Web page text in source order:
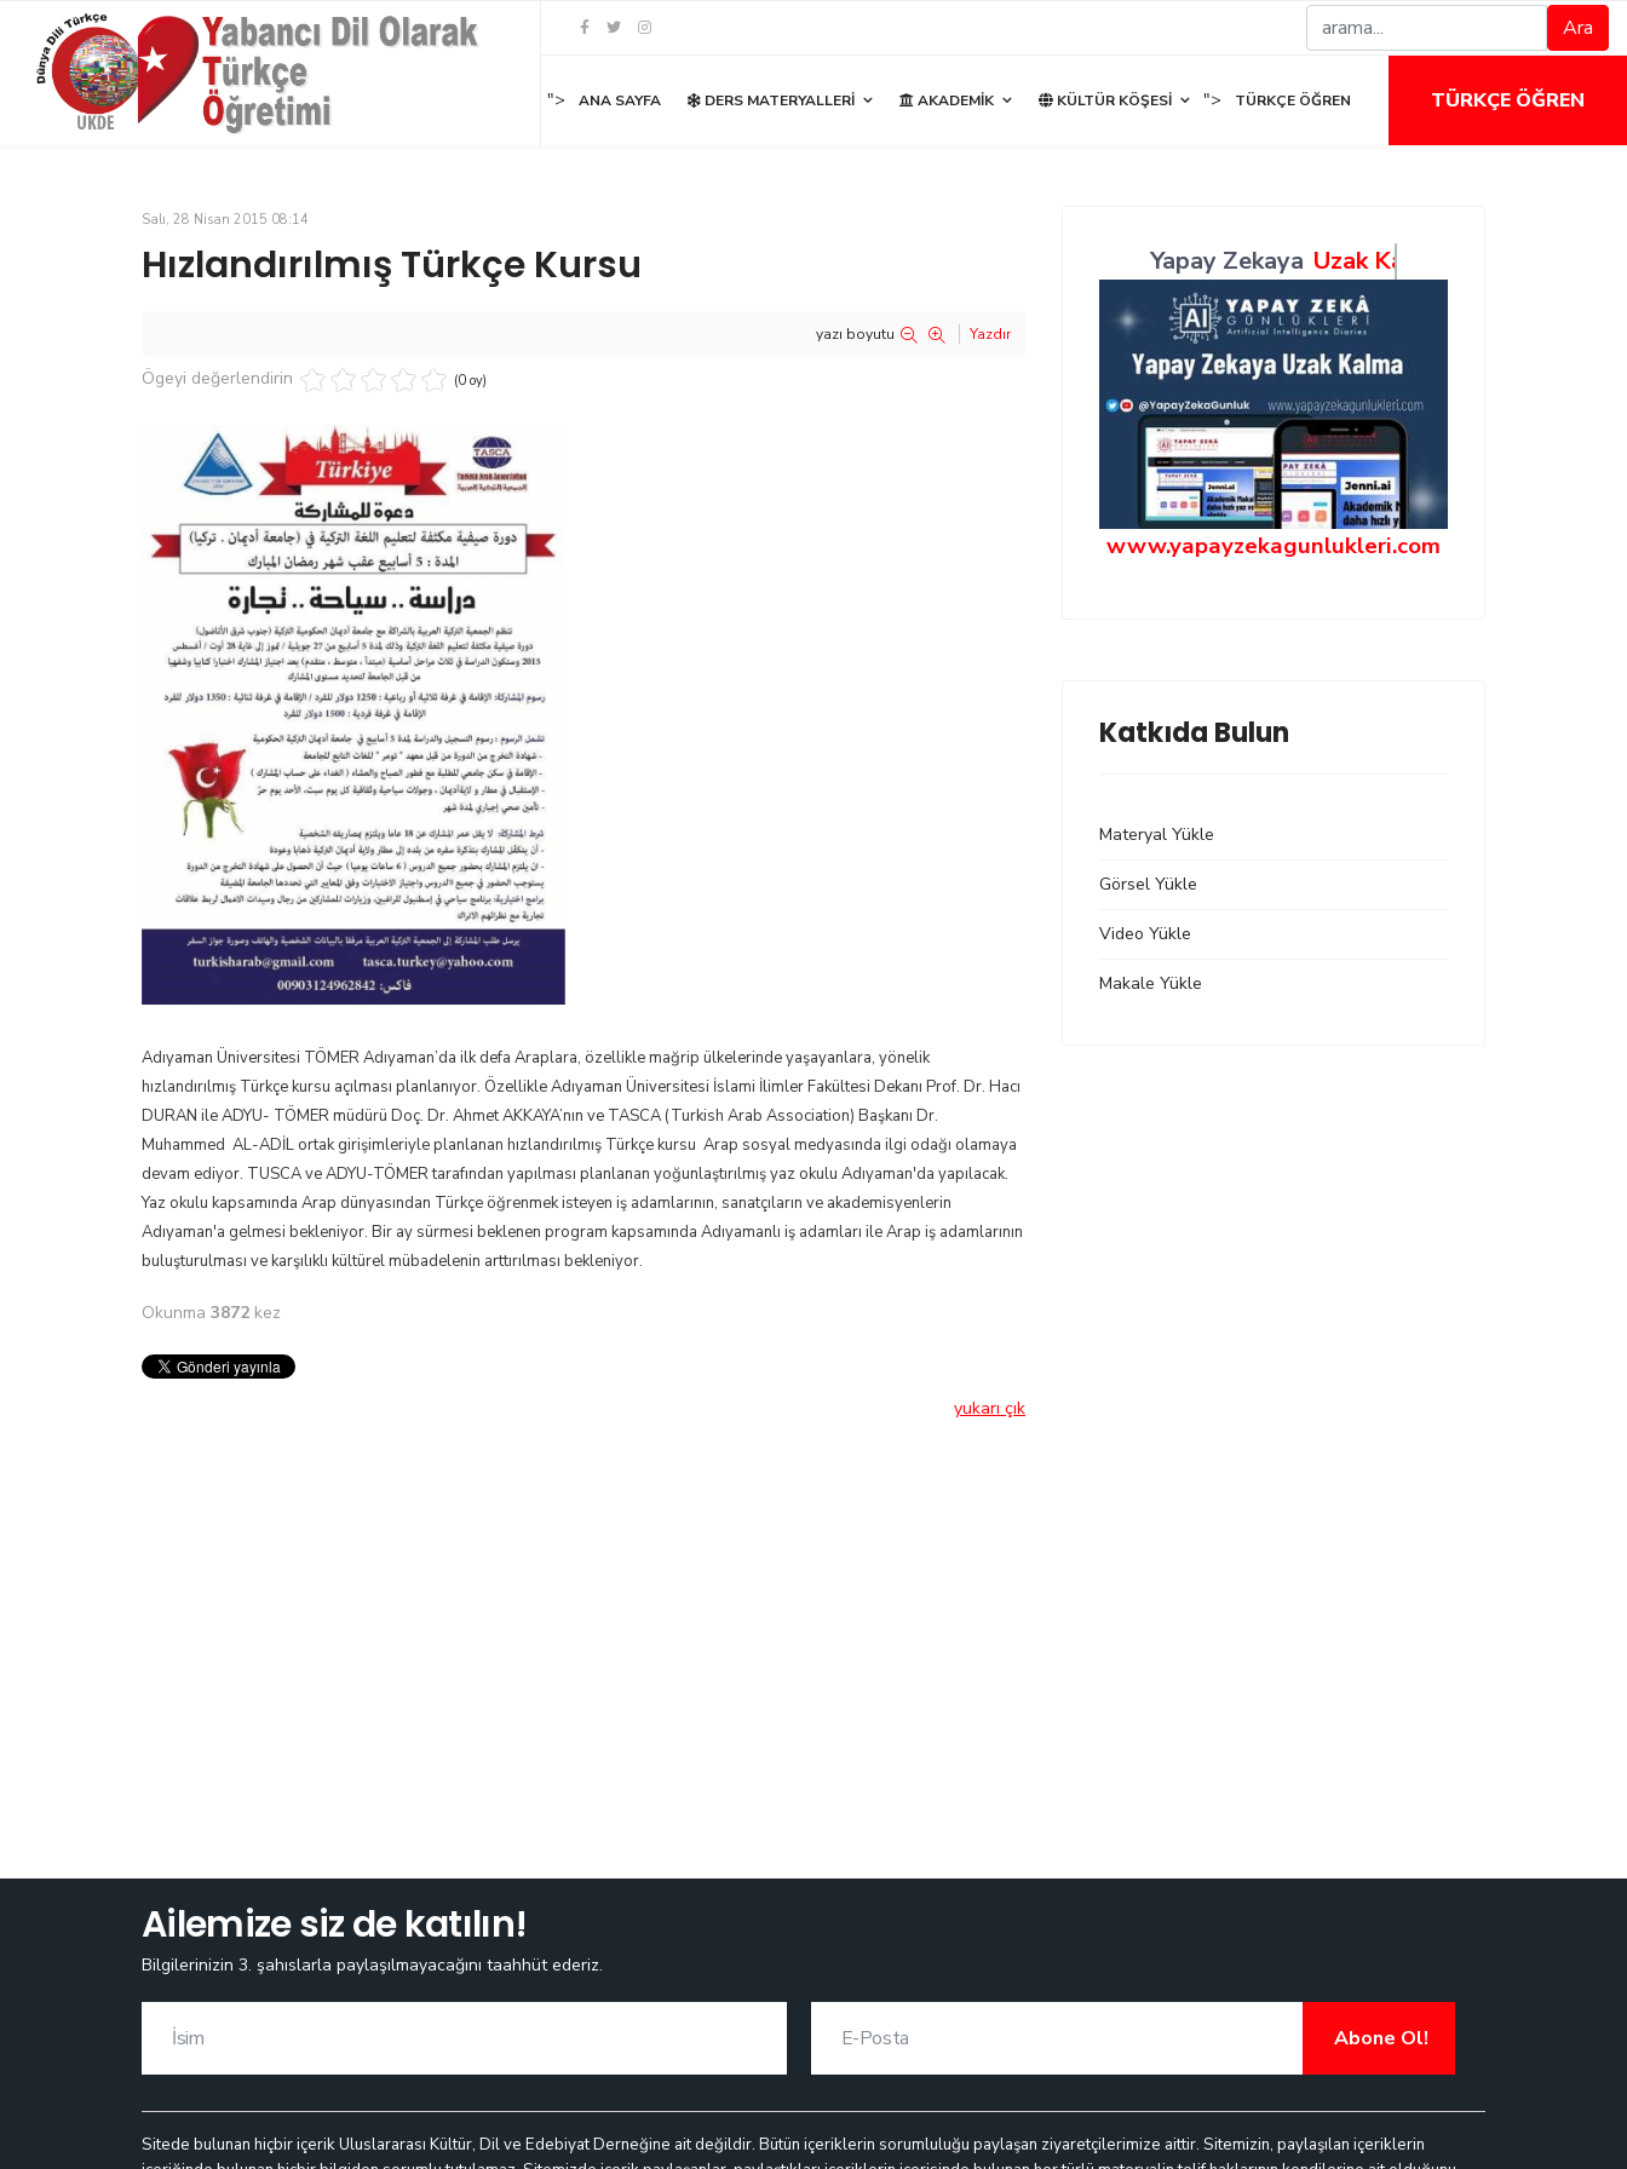
Ara
TÜRKÇE ÖĞREN
"> ANA SAYFA DERS MATERYALLERI AKADEMIK KÜLTÜR KÖŞESI "> TÜRKÇE ÖĞREN
Salı, 28 Nisan 2015 08:14
Hızlandırılmış Türkçe Kursu
yazı boyutu Yazdır
Ögeyi değerlendirin (0 oy)
Adıyaman Üniversitesi TÖMER Adıyaman’da ilk defa Araplara, özellikle mağrip ülkelerinde yaşayanlara, yönelik
hızlandırılmış Türkçe kursu açılması planlanıyor. Özellikle Adıyaman Üniversitesi İslami İlimler Fakültesi Dekanı Prof. Dr. Hacı
DURAN ile ADYU- TÖMER müdürü Doç. Dr. Ahmet AKKAYA’nın ve TASCA (Turkish Arab Association) Başkanı Dr.
Muhammed AL-ADİL ortak girişimleriyle planlanan hızlandırılmış Türkçe kursu Arap sosyal medyasında ilgi odağı olamaya
devam ediyor. TUSCA ve ADYU-TÖMER tarafından yapılması planlanan yoğunlaştırılmış yaz okulu Adıyaman'da yapılacak.
Yaz okulu kapsamında Arap dünyasından Türkçe öğrenmek isteyen iş adamlarının, sanatçıların ve akademisyenlerin
Adıyaman'a gelmesi bekleniyor. Bir ay sürmesi beklenen program kapsamında Adıyamanlı iş adamları ile Arap iş adamlarının
buluşturulması ve karşılıklı kültürel mübadelenin arttırılması bekleniyor.
Okunma 3872 kez
yukarı çık
Yapay Zekaya Uzak Kalma
www.yapayzekagunlukleri.com
Katkıda Bulun
Materyal Yükle
Görsel Yükle
Video Yükle
Makale Yükle
Ailemize siz de katılın!
Bilgilerinizin 3. şahıslarla paylaşılmayacağını taahhüt ederiz.
Abone Ol!
Sitede bulunan hiçbir içerik Uluslararası Kültür, Dil ve Edebiyat Derneğine ait değildir. Bütün içeriklerin sorumluluğu paylaşan ziyaretçilerimize aittir. Sitemizin, paylaşılan içeriklerin